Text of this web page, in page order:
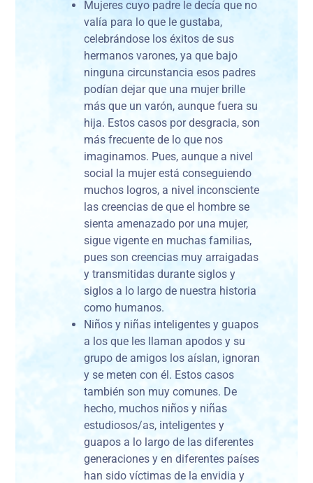
Mujeres cuyo padre le decía que no
valía para lo que le gustaba,
celebrándose los éxitos de sus
hermanos varones, ya que bajo
ninguna circunstancia esos padres
podían dejar que una mujer brille
más que un varón, aunque fuera su
hija. Estos casos por desgracia, son
más frecuente de lo que nos
imaginamos. Pues, aunque a nivel
social la mujer está conseguiendo
muchos logros, a nivel inconsciente
las creencias de que el hombre se
sienta amenazado por una mujer,
sigue vigente en muchas familias,
pues son creencias muy arraigadas
y transmitidas durante siglos y
siglos a lo largo de nuestra historia
como humanos.
Niños y niñas inteligentes y guapos
a los que les llaman apodos y su
grupo de amigos los aíslan, ignoran
y se meten con él. Estos casos
también son muy comunes. De
hecho, muchos niños y niñas
estudiosos/as, inteligentes y
guapos a lo largo de las diferentes
generaciones y en diferentes países
han sido víctimas de la envidia y